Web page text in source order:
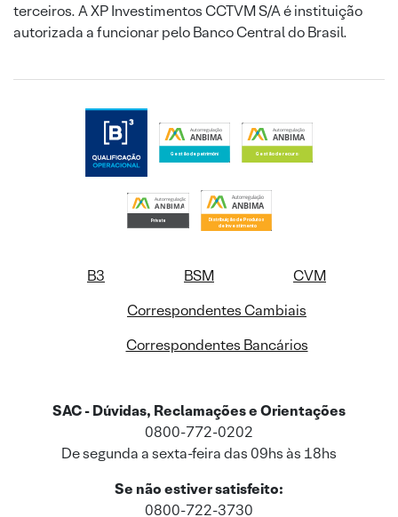
terceiros. A XP Investimentos CCTVM S/A é instituição
autorizada a funcionar pelo Banco Central do Brasil.
B3 BSM
CVM
Correspondentes Cambiais
Correspondentes Bancários
SAC - Dúvidas, Reclamações e Orientações
0800-772-0202
De segunda a sexta-feira das 09hs às 18hs
Se não estiver satisfeito:
0800-722-3730